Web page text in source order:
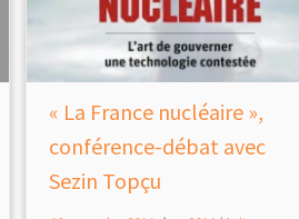
« La France nucléaire »,
conférence-débat avec
Sezin Topçu